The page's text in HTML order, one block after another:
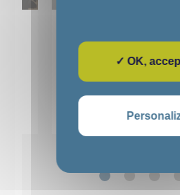
Musée de
Nemours :
autrement
1 2 3
✓ OK,